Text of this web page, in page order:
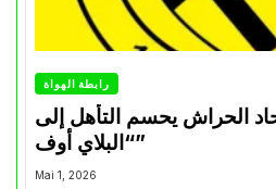
رابطة الهواة
الحراش يحسم التأهل إلى
“البلاي أوف”
Mai 1, 2026